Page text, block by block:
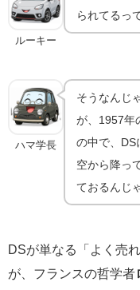
ルーキー
られてるっ
ハマ学長
そうなんじ
が、1957年
の中で、DS
空から降っ
ておるんじ
DSが単なる「よく売
が、フランスの哲学者